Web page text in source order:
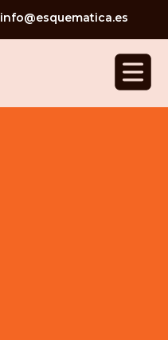
info@esquematica.es